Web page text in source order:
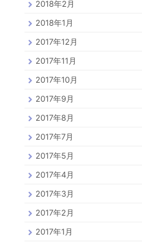
2018年2月
2018年1月
2017年12月
2017年11月
2017年10月
2017年9月
2017年8月
2017年7月
2017年5月
2017年4月
2017年3月
2017年2月
2017年1月